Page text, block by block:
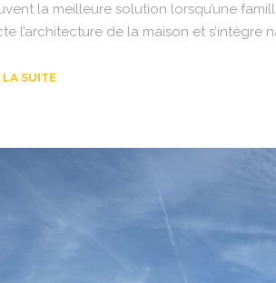
la meilleure solution lorsqu’une
l’architecture de la maison et s’intègre
LA SUITE